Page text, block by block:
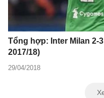
Tổng hợp: Inter Milan 2-
2017/18)
29/04/2018